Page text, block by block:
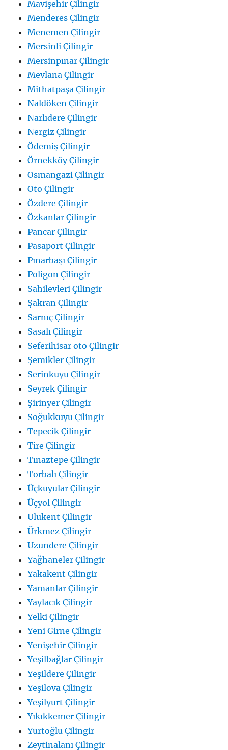
Mavişehir Çilingir
Menderes Çilingir
Menemen Çilingir
Mersinli Çilingir
Mersinpınar Çilingir
Mevlana Çilingir
Mithatpaşa Çilingir
Naldöken Çilingir
Narlıdere Çilingir
Nergiz Çilingir
Ödemiş Çilingir
Örnekköy Çilingir
Osmangazi Çilingir
Oto Çilingir
Özdere Çilingir
Özkanlar Çilingir
Pancar Çilingir
Pasaport Çilingir
Pınarbaşı Çilingir
Poligon Çilingir
Sahilevleri Çilingir
Şakran Çilingir
Sarnıç Çilingir
Sasalı Çilingir
Seferihisar oto Çilingir
Şemikler Çilingir
Serinkuyu Çilingir
Seyrek Çilingir
Şirinyer Çilingir
Soğukkuyu Çilingir
Tepecik Çilingir
Tire Çilingir
Tınaztepe Çilingir
Torbalı Çilingir
Üçkuyular Çilingir
Üçyol Çilingir
Ulukent Çilingir
Ürkmez Çilingir
Uzundere Çilingir
Yağhaneler Çilingir
Yakakent Çilingir
Yamanlar Çilingir
Yaylacık Çilingir
Yelki Çilingir
Yeni Girne Çilingir
Yenişehir Çilingir
Yeşilbağlar Çilingir
Yeşildere Çilingir
Yeşilova Çilingir
Yeşilyurt Çilingir
Yıkıkkemer Çilingir
Yurtoğlu Çilingir
Zeytinalanı Çilingir